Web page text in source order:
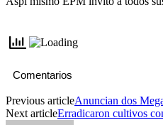
Comentarios
Previous articleAnuncian dos
Next articleErradicaron cultivos